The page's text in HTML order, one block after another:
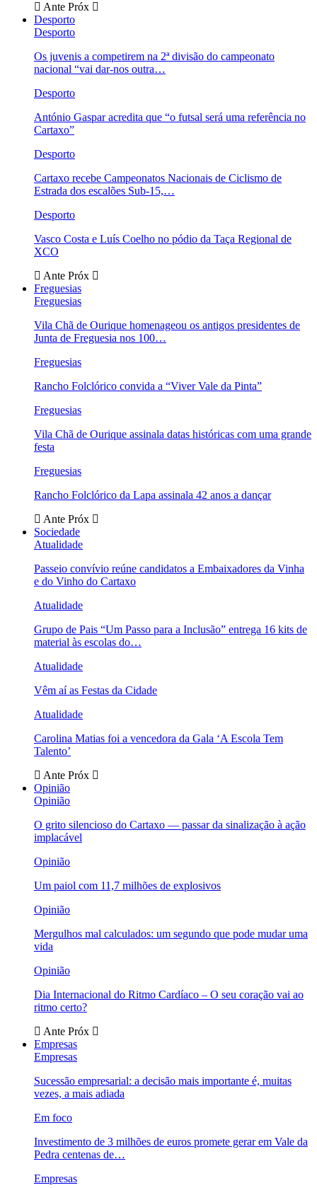
Ante Próx
Desporto
Desporto
Os juvenis a competirem na 2ª divisão do campeonato
nacional “vai dar-nos outra…
Desporto
António Gaspar acredita que “o futsal será uma referência no
Cartaxo”
Desporto
Cartaxo recebe Campeonatos Nacionais de Ciclismo de
Estrada dos escalões Sub-15,…
Desporto
Vasco Costa e Luís Coelho no pódio da Taça Regional de
XCO
Ante Próx
Freguesias
Freguesias
Vila Chã de Ourique homenageou os antigos presidentes de
Junta de Freguesia nos 100…
Freguesias
Rancho Folclórico convida a “Viver Vale da Pinta”
Freguesias
Vila Chã de Ourique assinala datas históricas com uma grande
festa
Freguesias
Rancho Folclórico da Lapa assinala 42 anos a dançar
Ante Próx
Sociedade
Atualidade
Passeio convívio reúne candidatos a Embaixadores da Vinha
e do Vinho do Cartaxo
Atualidade
Grupo de Pais “Um Passo para a Inclusão” entrega 16 kits de
material às escolas do…
Atualidade
Vêm aí as Festas da Cidade
Atualidade
Carolina Matias foi a vencedora da Gala ‘A Escola Tem
Talento’
Ante Próx
Opinião
Opinião
O grito silencioso do Cartaxo — passar da sinalização à ação
implacável
Opinião
Um paiol com 11,7 milhões de explosivos
Opinião
Mergulhos mal calculados: um segundo que pode mudar uma
vida
Opinião
Dia Internacional do Ritmo Cardíaco – O seu coração vai ao
ritmo certo?
Ante Próx
Empresas
Empresas
Sucessão empresarial: a decisão mais importante é, muitas
vezes, a mais adiada
Em foco
Investimento de 3 milhões de euros promete gerar em Vale da
Pedra centenas de…
Empresas